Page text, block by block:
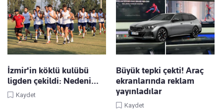
İzmir'in köklü kulübü
ligden çekildi: Nedeni...
Kaydet
Büyük tepki çekti! Araç
ekranlarında reklam
yayınladılar
Kaydet